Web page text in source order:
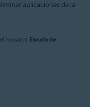
aplicaciones de la
mosaico Escudo de